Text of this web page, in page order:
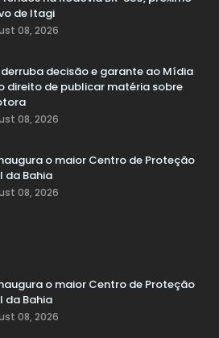
de Itagi
08, 2026
derruba decisão e garante ao Mídia
direito de publicar matéria sobre
08, 2026
o maior Centro de Proteção
da Bahia
08, 2026
o maior Centro de Proteção
da Bahia
08, 2026